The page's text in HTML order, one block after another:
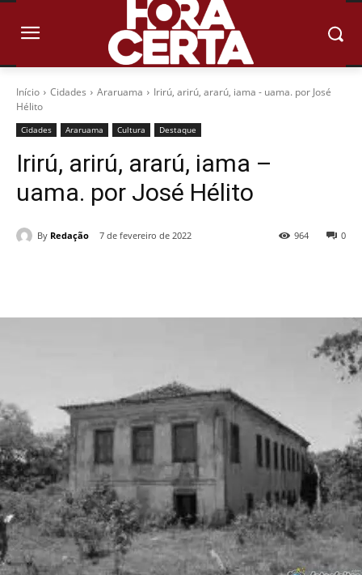
Início Cidades Araruama
Irirú, arirú, ararú, iama - uama. por José
Hélito
Cidades Araruama Cultura Destaque
Irirú, arirú, ararú, iama –
uama. por José Hélito
By Redação 7 de fevereiro de 2022 0
964